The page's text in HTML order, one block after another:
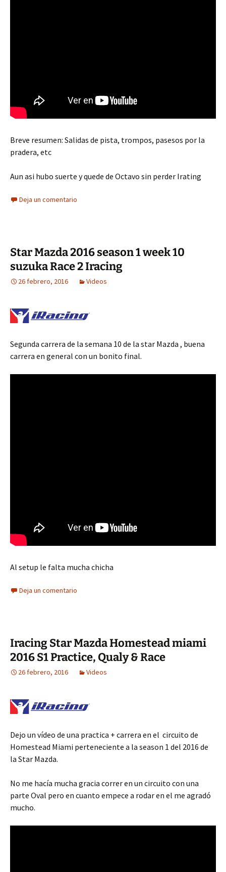
Breve resumen: Salidas de pista, trompos, pasesos por la
pradera, etc
Aun asi hubo suerte y quede de Octavo sin perder Irating
Deja un comentario
Star Mazda 2016 season 1 week 10
suzuka Race 2 Iracing
26 febrero, 2016 Videos
Segunda carrera de la semana 10 de la star Mazda , buena
carrera en general con un bonito final.
Al setup le falta mucha chicha
Deja un comentario
Iracing Star Mazda Homestead miami
2016 S1 Practice, Qualy & Race
26 febrero, 2016 Videos
Dejo un vídeo de una practica + carrera en el circuito de
Homestead Miami perteneciente a la season 1 del 2016 de
la Star Mazda.
No me hacía mucha gracia correr en un circuito con una
parte Oval pero en cuanto empece a rodar en el me agradó
mucho.